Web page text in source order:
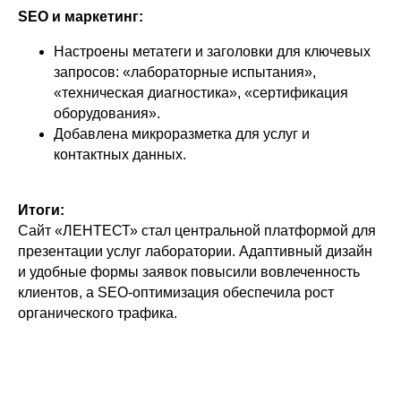
SEO и маркетинг:
Настроены метатеги и заголовки для ключевых
запросов: «лабораторные испытания»,
«техническая диагностика», «сертификация
оборудования».
Добавлена микроразметка для услуг и
контактных данных.
Итоги:
Сайт «ЛЕНТЕСТ» стал центральной платформой для
презентации услуг лаборатории. Адаптивный дизайн
и удобные формы заявок повысили вовлеченность
клиентов, а SEO-оптимизация обеспечила рост
органического трафика.